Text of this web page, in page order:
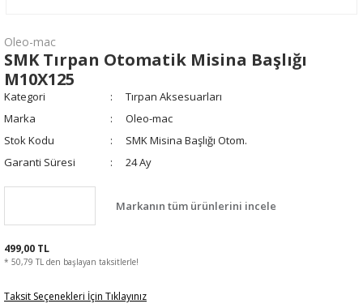
Oleo-mac
SMK Tırpan Otomatik Misina Başlığı
M10X125
Kategori
Tırpan Aksesuarları
Marka
Oleo-mac
Stok Kodu
SMK Misina Başlığı Otom.
Garanti Süresi
24 Ay
Markanın tüm ürünlerini incele
499,00 TL
* 50,79 TL den başlayan taksitlerle!
Taksit Seçenekleri İçin Tıklayınız